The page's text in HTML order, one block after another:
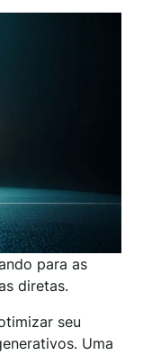
para as
diretas.
seu
Uma